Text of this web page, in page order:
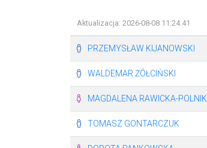
Aktualizacja: 2026-08-08 11:24:41
PRZEMYSŁAW KIJANOWSKI
WALDEMAR ŻÓŁCIŃSKI
MAGDALENA RAWICKA-POLNIK
TOMASZ GONTARCZUK